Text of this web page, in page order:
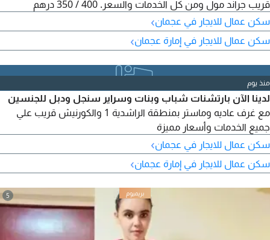
قريب جراند مول ومن كل الخدمات والسعر. 400 / 350 درهم
سكن عمال للايجار في عجمان›
سكن عمال للايجار في إمارة عجمان›
منذ يوم
لدينا الآن بارتشنات شباب وبنات وسراير سنجل ودبل للجنسين
مع غرف عاديه وماستر بمنطقة الراشدية 1 والكورنيش قريب علي
جميع الخدمات وأسعار مميزة
سكن عمال للايجار في عجمان›
سكن عمال للايجار في إمارة عجمان›
5